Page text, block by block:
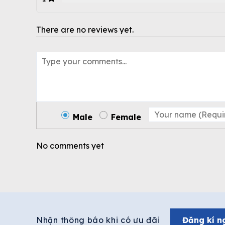
There are no reviews yet.
Male Female
No comments yet
Nhận thông báo khi có ưu đãi Đăng kí